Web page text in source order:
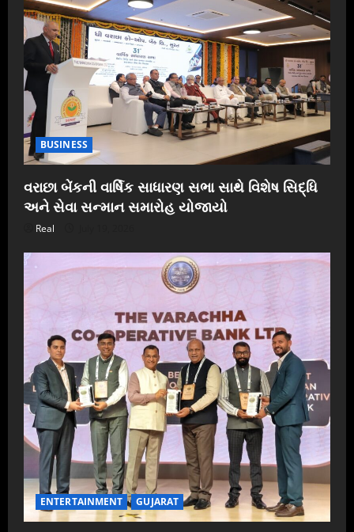
BUSINESS
વરાછા બેંકની વાર્ષિક સાધારણ સભા સાથે વિશેષ સિદ્ધિ
અને સેવા સન્માન સમારોહ યોજાયો
Real
ENTERTAINMENT GUJARAT